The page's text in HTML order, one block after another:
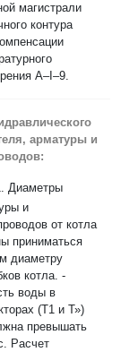
магистрали
контура
A–I–9.
арматуры и
Диаметры
и
от котла
приниматься
диаметру
котла. -
воды в
(Т1 и Т»)
превышать
Расчет